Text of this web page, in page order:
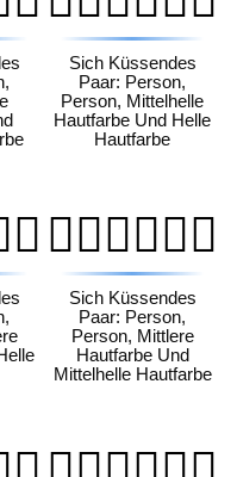
Sich Küssendes
Paar: Person,
Person, Mittelhelle
Hautfarbe Und Helle
Hautfarbe
🧑🏽‍❤️‍💋‍🧑🏼
Sich Küssendes
Paar: Person,
Person, Mittlere
Hautfarbe Und
Mittelhelle Hautfarbe